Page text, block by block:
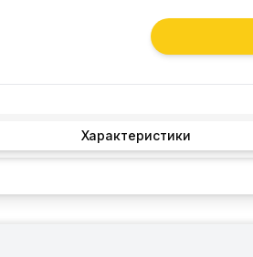
Характеристики